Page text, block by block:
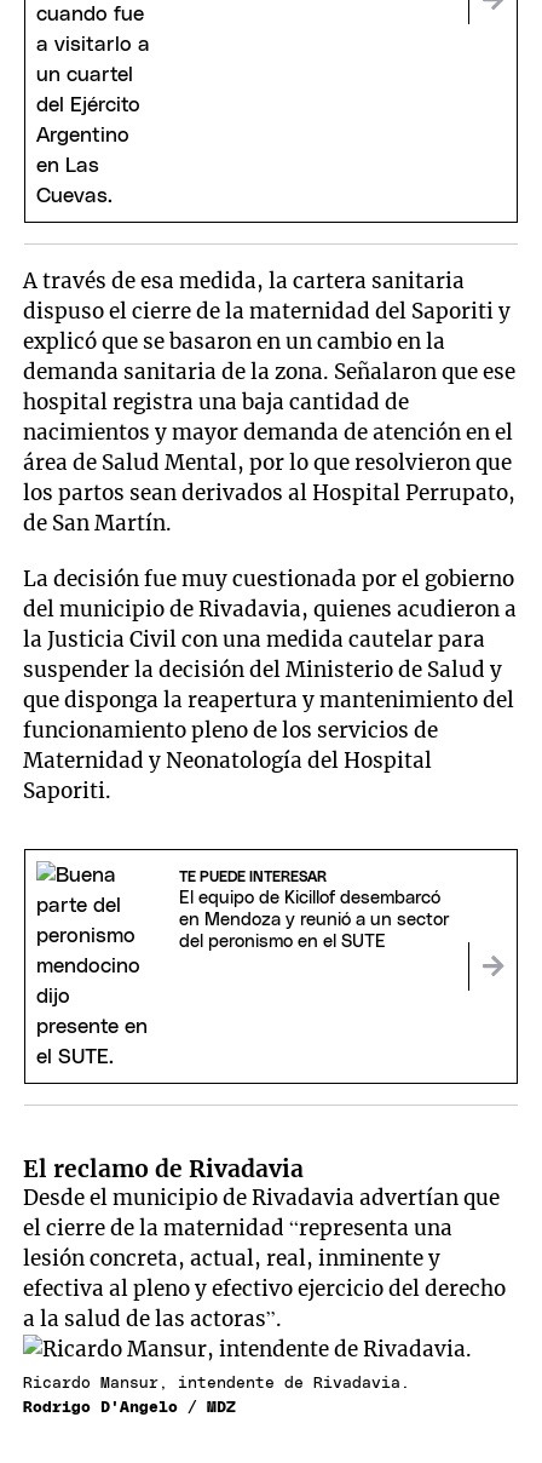
A través de esa medida, la cartera sanitaria
dispuso el cierre de la maternidad del Saporiti y
explicó que se basaron en un cambio en la
demanda sanitaria de la zona. Señalaron que ese
hospital registra una baja cantidad de
nacimientos y mayor demanda de atención en el
área de Salud Mental, por lo que resolvieron que
los partos sean derivados al Hospital Perrupato,
de San Martín.
La decisión fue muy cuestionada por el gobierno
del municipio de Rivadavia, quienes acudieron a
la Justicia Civil con una medida cautelar para
suspender la decisión del Ministerio de Salud y
que disponga la reapertura y mantenimiento del
funcionamiento pleno de los servicios de
Maternidad y Neonatología del Hospital
Saporiti.
TE PUEDE INTERESAR
El equipo de Kicillof desembarcó
en Mendoza y reunió a un sector
del peronismo en el SUTE
El reclamo de Rivadavia
Desde el municipio de Rivadavia advertían que
el cierre de la maternidad “representa una
lesión concreta, actual, real, inminente y
efectiva al pleno y efectivo ejercicio del derecho
a la salud de las actoras”.
Ricardo Mansur, intendente de Rivadavia.
Rodrigo D'Angelo / MDZ